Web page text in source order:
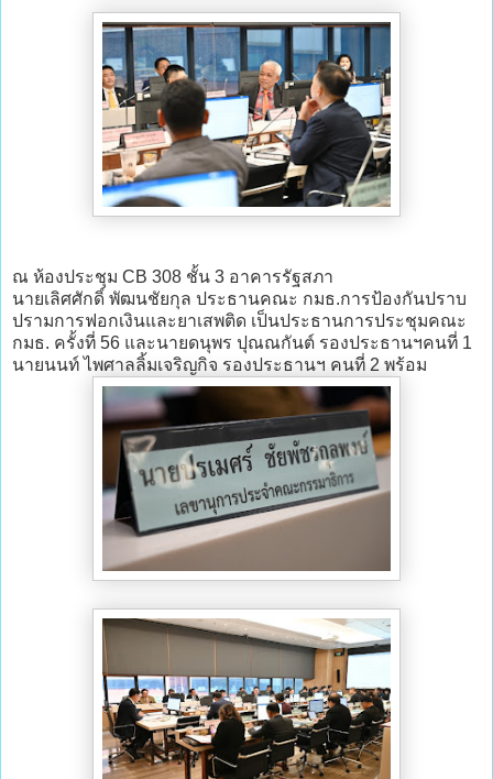
ณ ห้องประชุม CB 308 ชั้น 3 อาคารรัฐสภา
นายเลิศศักดิ์ พัฒนชัยกุล ประธานคณะ กมธ.การป้องกันปราบ
ปรามการฟอกเงินและยาเสพติด เป็นประธานการประชุมคณะ
กมธ. ครั้งที่ 56 และนายดนุพร ปุณณกันต์ รองประธานฯคนที่ 1
นายนนท์ ไพศาลลิ้มเจริญกิจ รองประธานฯ คนที่ 2 พร้อม